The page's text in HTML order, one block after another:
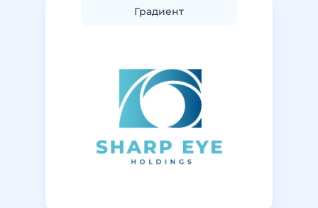
Градиент